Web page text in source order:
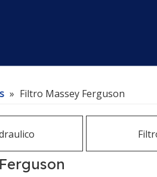
» Filtro Massey Ferguson